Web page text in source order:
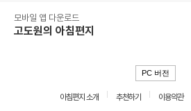
모바일 앱 다운로드
고도원의 아침편지
PC 버전
아침편지 소개 추천하기 이용약관